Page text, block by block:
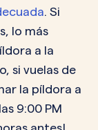
. Si
lo más
a la
si vuelas de
la píldora a
9:00 PM